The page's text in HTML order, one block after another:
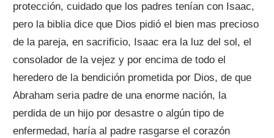
protección, cuidado que los padres tenían con Isaac,
pero la biblia dice que Dios pidió el bien mas precioso
de la pareja, en sacrificio, Isaac era la luz del sol, el
consolador de la vejez y por encima de todo el
heredero de la bendición prometida por Dios, de que
Abraham seria padre de una enorme nación, la
perdida de un hijo por desastre o algún tipo de
enfermedad, haría al padre rasgarse el corazón